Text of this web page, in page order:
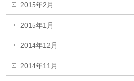
2015年2月
2015年1月
2014年12月
2014年11月